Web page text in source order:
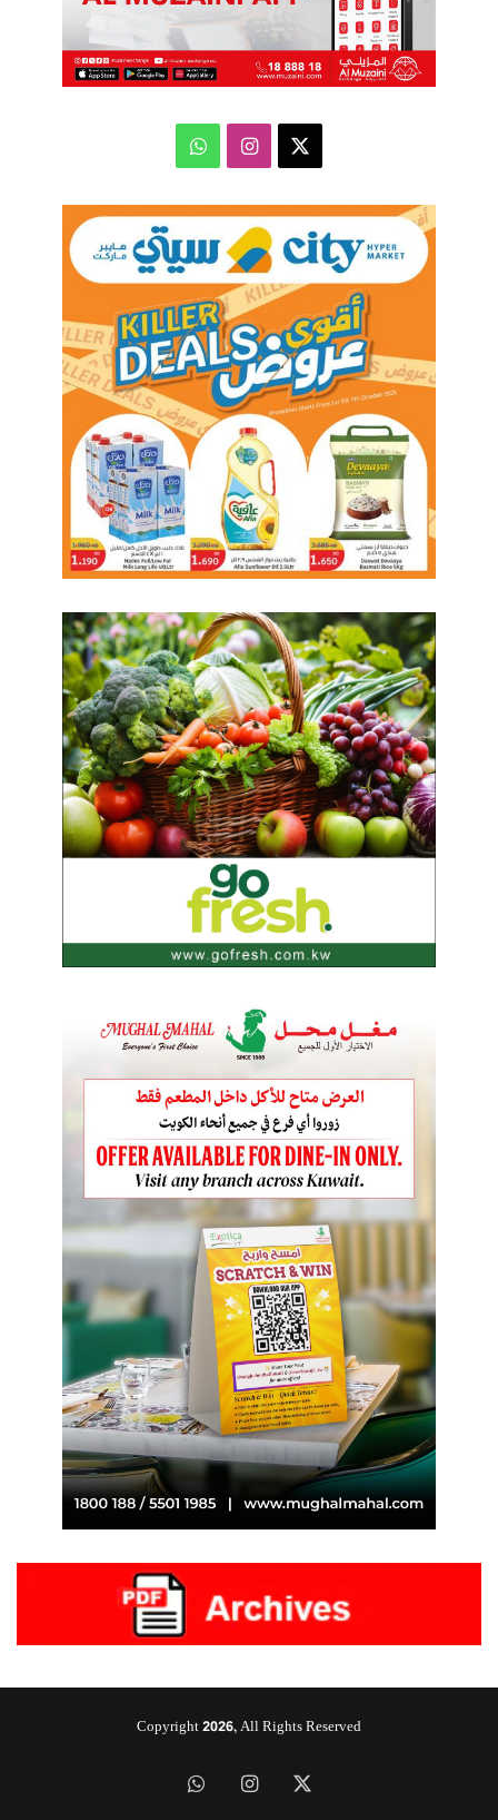
انستقرامواتساب
Copyright 2026, All Rights Reserved
انستقرامواتساب